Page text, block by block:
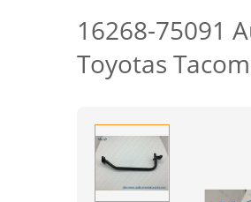
16268-75091
Toyotas